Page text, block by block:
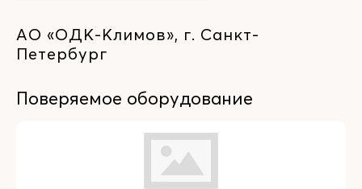
АО «ОДК-Климов», г. Санкт-
Петербург
Поверяемое оборудование